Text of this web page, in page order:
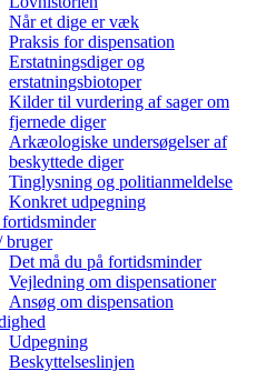
Når et dige er væk
Praksis for dispensation
Erstatningsdiger og
erstatningsbiotoper
Kilder til vurdering af sager om
fjernede diger
Arkæologiske undersøgelser af
beskyttede diger
Tinglysning og politianmeldelse
Konkret udpegning
bruger
Det må du på fortidsminder
Vejledning om dispensationer
Ansøg om dispensation
Udpegning
Beskyttelseslinjen